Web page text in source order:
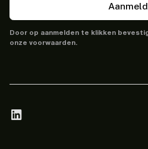
Door op aanmelden te klikken
onze voorwaarden.